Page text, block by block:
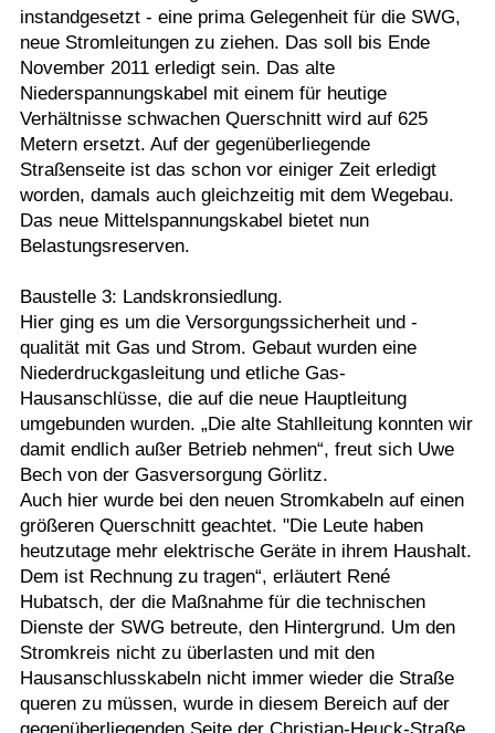
instandgesetzt - eine prima Gelegenheit für die SWG,
neue Stromleitungen zu ziehen. Das soll bis Ende
November 2011 erledigt sein. Das alte
Niederspannungskabel mit einem für heutige
Verhältnisse schwachen Querschnitt wird auf 625
Metern ersetzt. Auf der gegenüberliegende
Straßenseite ist das schon vor einiger Zeit erledigt
worden, damals auch gleichzeitig mit dem Wegebau.
Das neue Mittelspannungskabel bietet nun
Belastungsreserven.
Baustelle 3: Landskronsiedlung.
Hier ging es um die Versorgungssicherheit und -
qualität mit Gas und Strom. Gebaut wurden eine
Niederdruckgasleitung und etliche Gas-
Hausanschlüsse, die auf die neue Hauptleitung
umgebunden wurden. „Die alte Stahlleitung konnten wir
damit endlich außer Betrieb nehmen“, freut sich Uwe
Bech von der Gasversorgung Görlitz.
Auch hier wurde bei den neuen Stromkabeln auf einen
größeren Querschnitt geachtet. "Die Leute haben
heutzutage mehr elektrische Geräte in ihrem Haushalt.
Dem ist Rechnung zu tragen“, erläutert René
Hubatsch, der die Maßnahme für die technischen
Dienste der SWG betreute, den Hintergrund. Um den
Stromkreis nicht zu überlasten und mit den
Hausanschlusskabeln nicht immer wieder die Straße
queren zu müssen, wurde in diesem Bereich auf der